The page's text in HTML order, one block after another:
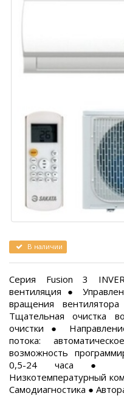
В наличии
Серия Fusion 3
вентиляция ●
вращения
Тщательная очистка
очистки ●
потока:
возможность
0,5-24 часа ●
Низкотемпературный
Самодиагностика ●